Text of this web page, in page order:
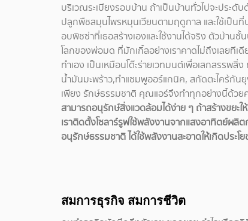
บริเวณระเบียงรอบบ้าน ถ้าเป็นบ้านทั่วไปจะประ
ปลูกพืชสมุนไพรหมุนเวียนตามฤดูกาล และใช้เป็น
อบพิชซ่าที่เธอสร้างเองและใช้งานได้จริง ตัวบ้าน
โลกของพ่อมด ที่มักเกิ้ลอย่างเราคาดไม่ถึงเลยทีเ
ทำเอง เป็นเหมือนโต๊ะร่ายเวทมนต์เพื่อเสกสรร
น้ำมันมะพร้าว,ทำแชมพูออร์แกนิค, สกัดตะไคร้กัน
เพียง รักษ์ธรรมชาติ คุณแอร์จึงทำทุกอย่างนี้ด้วย
สามารถอนุรักษ์สิ่งแวดล้อมได้ง่าย ๆ ถ้าสร้างขย
เราติดตั้งโซลาร์รูฟใช้พลังงานจากแสงอาทิตย์ผลิต
อนุรักษ์ธรรมชาติ ได้ใช้พลังงานสะอาดให้เกิดประโ
สมการธุรกิจ สมการชีวิต